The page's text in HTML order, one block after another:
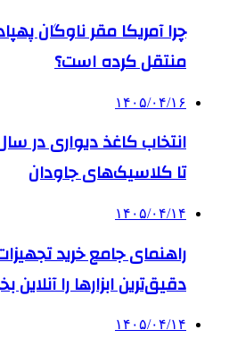
چرا آمریکا مقر ناوگان
منتقل کرده است؟
۱۴۰۵/۰۴/۱۶
تا کلاسیک‌های جاودان
۱۴۰۵/۰۴/۱۴
راهنمای جامع خرید
دقیق‌ترین ابزارها را آنلاین
۱۴۰۵/۰۴/۱۴